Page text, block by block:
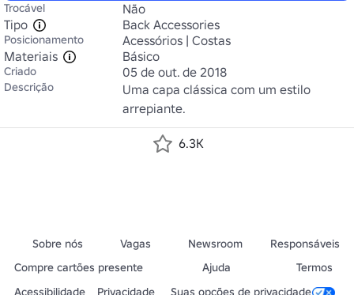
Trocável
Não
Tipo
Back Accessories
Posicionamento
Acessórios | Costas
Materiais
Básico
Criado 05 de out. de 2018
Descrição
Uma capa clássica com um estilo
arrepiante.
6.3K
Sobre nós Vagas Newsroom
Responsáveis
Compre cartões presente
Ajuda
Termos
Acessibilidade
Privacidade Suas opções de privacidade